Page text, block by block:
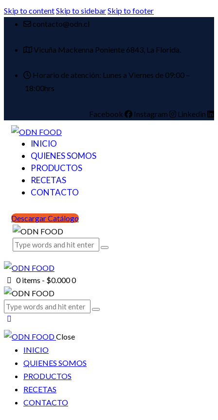
Skip to contentSkip to sidebarSkip to footer
contacto@odn.cl
Vicuña Mackenna Poniente 6843, La Florida.
Horario de atención: Lunes a Viernes de 09:00 –
18:00hrs
Facebook Instagram Linkedin
INICIO
QUIENES SOMOS
PRODUCTOS
RECETAS
CONTACTO
Descargar Catálogo
0 items - $0.0000
Close
INICIO
QUIENES SOMOS
PRODUCTOS
RECETAS
CONTACTO